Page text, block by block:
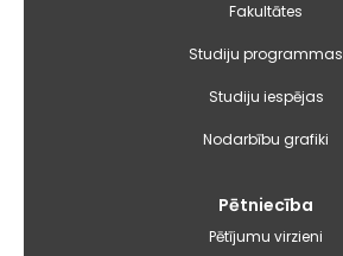
Fakultātes
Studiju programmas
Studiju iespējas
Nodarbību grafiki
Pētniecība
Pētījumu virzieni